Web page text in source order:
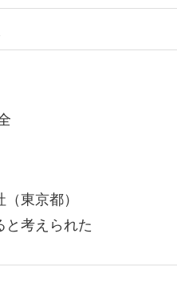
東京都）
考えられた